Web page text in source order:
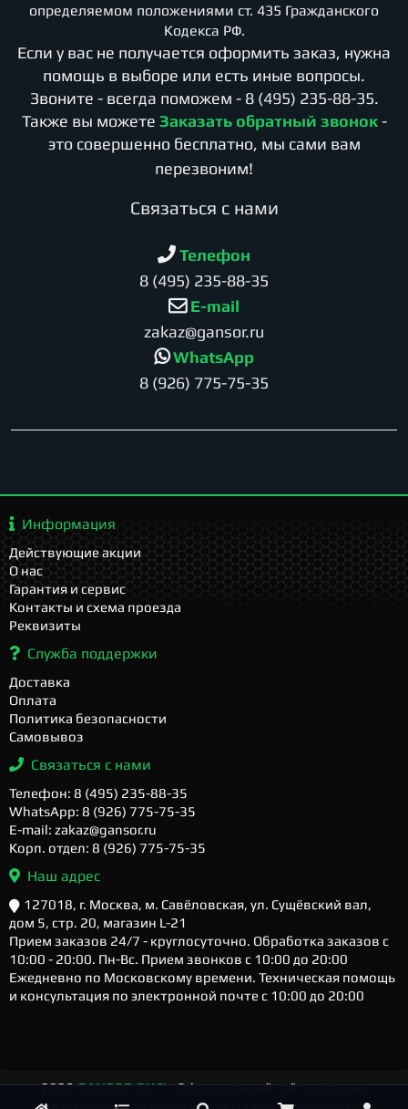
определяемом положениями ст. 435 Гражданского
Кодекса РФ.
Если у вас не получается оформить заказ, нужна
помощь в выборе или есть иные вопросы.
Звоните - всегда поможем - 8 (495) 235-88-35.
Также вы можете Заказать обратный звонок -
это совершенно бесплатно, мы сами вам
перезвоним!
Cвязаться с нами
Телефон
8 (495) 235-88-35
E-mail
zakaz@gansor.ru
WhatsApp
8 (926) 775-75-35
Информация
Действующие акции
О нас
Гарантия и сервис
Контакты и схема проезда
Реквизиты
Служба поддержки
Доставка
Оплата
Политика безопасности
Самовывоз
Связаться с нами
Телефон: 8 (495) 235-88-35
WhatsApp: 8 (926) 775-75-35
E-mail: zakaz@gansor.ru
Корп. отдел: 8 (926) 775-75-35
Наш адрес
127018, г. Москва, м. Савёловская, ул. Сущёвский вал,
дом 5, стр. 20, магазин L-21
Прием заказов 24/7 - круглосуточно. Обработка заказов с
10:00 - 20:00. Пн-Вс. Прием звонков с 10:00 до 20:00
Ежедневно по Московскому времени. Техническая помощь
и консультация по электронной почте с 10:00 до 20:00
2026GANSOR.RU ™- Официальный сайт магазина
компьютерной техники и электроники. Компьютеры